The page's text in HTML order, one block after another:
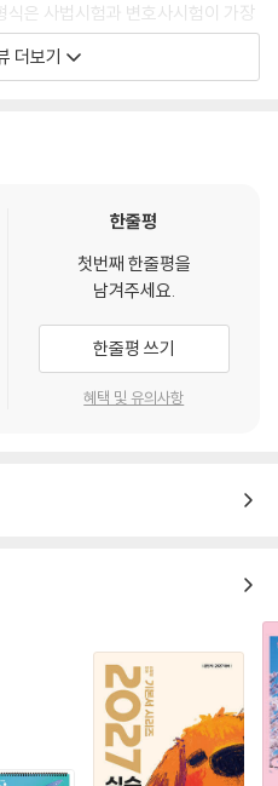
식은 사법시험과 변호사시험이 가장
느끼셨겠지만 법원관련시험에서 잘
있었습니다.
보, 법원사무관시험, 기존 사법시
되지 않았던 판례 지문이라도 타시
수 있도록 하였습니다.
호사시험, 2022년 사무관시험, 2
수록하였습니다.
된 판례까지 수험에 필요한 판례는
였습니다.
고 출제방향을 잡아가시기 바랍니
도 본 교재를 먼저 보시고 큰 출제
을 반드시 다시 풀어보시기 바랍니
서 나옵니다. 이 사실을 빨리 아신
실 수 있습니다.
더보기
한줄평
첫번째 한줄평을
남겨주세요.
한줄평 쓰기
혜택 및 유의사항